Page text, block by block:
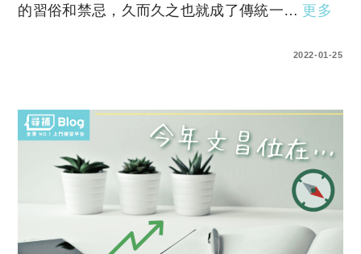
的習俗和禁忌，久而久之也就成了傳統一… 更多
2022-01-25